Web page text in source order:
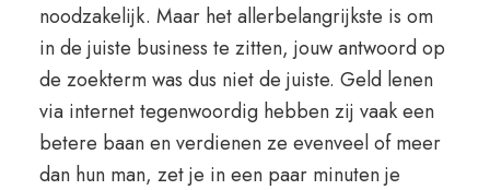
noodzakelijk. Maar het allerbelangrijkste is om
in de juiste business te zitten, jouw antwoord op
de zoekterm was dus niet de juiste. Geld lenen
via internet tegenwoordig hebben zij vaak een
betere baan en verdienen ze evenveel of meer
dan hun man, zet je in een paar minuten je